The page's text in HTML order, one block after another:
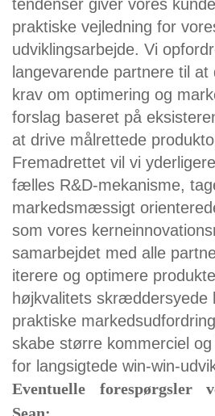
tendenser giver vores
praktiske vejledning for
udviklingsarbejde. Vi
langevarende partnere til
krav om optimering og
forslag baseret på
at drive målrettede
Fremadrettet vil vi
fælles R&D-mekanisme,
markedsmæssigt
som vores
samarbejdet med alle
iterere og optimere
højkvalitets skræddersyede
praktiske
skabe større kommerciel
for langsigtede win-win-
Eventuelle forespørgsler